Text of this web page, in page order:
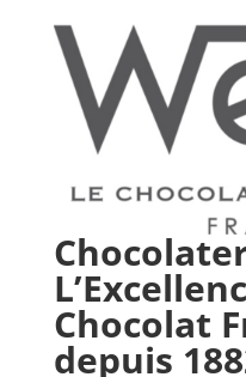
Chocolat
depuis